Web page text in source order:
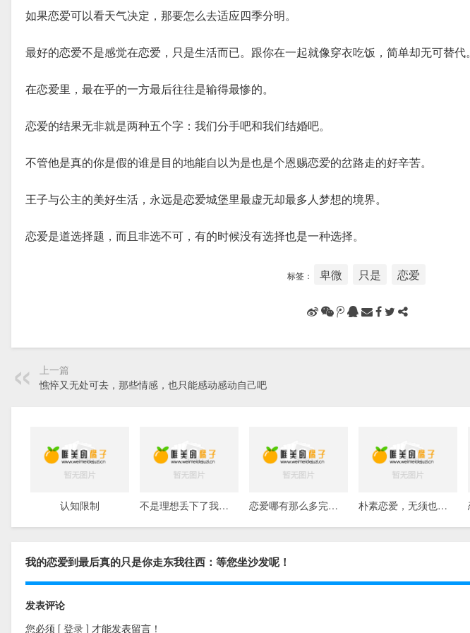
如果恋爱可以看天气决定，那要怎么去适应四季分明。
最好的恋爱不是感觉在恋爱，只是生活而已。跟你在一起就像穿衣吃饭，简单却无可替代。
在恋爱里，最在乎的一方最后往往是输得最惨的。
恋爱的结果无非就是两种五个字：我们分手吧和我们结婚吧。
不管他是真的你是假的谁是目的地能自以为是也是个恩赐恋爱的岔路走的好辛苦。
王子与公主的美好生活，永远是恋爱城堡里最虚无却最多人梦想的境界。
恋爱是道选择题，而且非选不可，有的时候没有选择也是一种选择。
标签： 卑微 只是 恋爱
上一篇
憔悴又无处可去，那些情感，也只能感动感动自己吧
认知限制 不是理想丢下了我们，而是我们为了生活丢下了理想 恋爱哪有那么多完美，不试试才会有遗憾啊 朴素恋爱，无须也天下争美
我的恋爱到最后真的只是你走东我往西：等您坐沙发呢！
发表评论
您必须 [ 登录 ] 才能发表留言！